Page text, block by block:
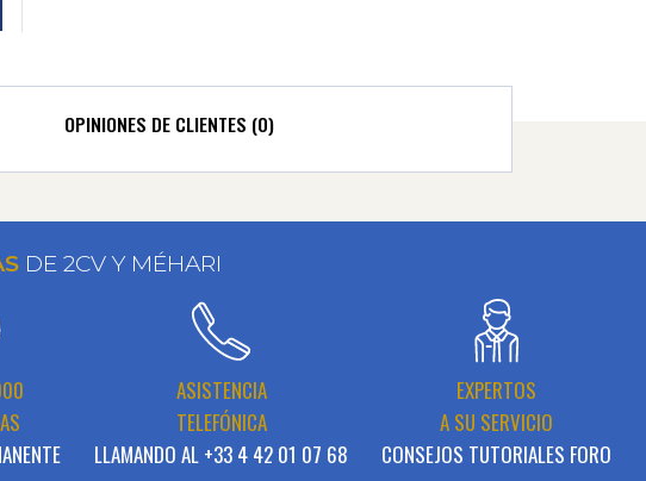
OPINIONES DE CLIENTES (0)
DE 2CV Y MÉHARI
ASISTENCIA
TELEFÓNICA
LLAMANDO AL +33 4 42 01 07 68
EXPERTOS
A SU SERVICIO
CONSEJOS TUTORIALES FORO